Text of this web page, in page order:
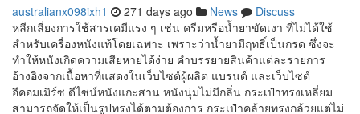
australianx098ixh1 271 days ago News
Discuss
หลีกเลี่ยงการใช้สารเคมีแรง ๆ เช่น ครีมหรือน้ำยาขัดเงา ที่ไม่ได้ใช้
สำหรับเครื่องหนังแท้โดยเฉพาะ เพราะว่าน้ำยามีฤทธิ์เป็นกรด ซึ่งจะ
ทำให้หนังเกิดความเสียหายได้ง่าย คำบรรยายสินค้าแต่ละรายการ
อ้างอิงจากเนื้อหาที่แสดงในเว็บไซต์ผู้ผลิต แบรนด์ และเว็บไซต์
อีคอมเมิร์ซ ดีไซน์หนังแกะสาน หนังนุ่มไม่มีกลิ่น กระเป๋าทรงเหลี่ยม
สามารถจัดให้เป็นรูปทรงได้ตามต้องการ กระเป๋าคล้ายทรงกล้วยแต่ไม่